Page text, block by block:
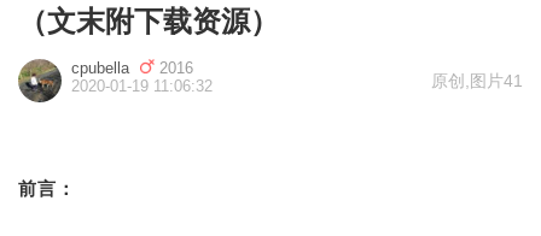
（文末附下载资源）
cpubella
2016
2020-01-19 11:06:32
原创 图片41
前言：